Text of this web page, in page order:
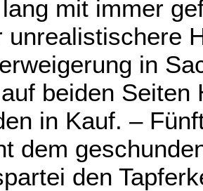
mit immer
unrealistischere
in
beiden Seiten
in Kauf. –
dem
den